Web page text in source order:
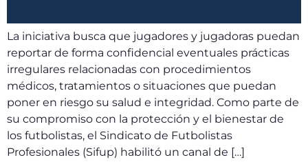
La iniciativa busca que jugadores y jugadoras puedan
reportar de forma confidencial eventuales prácticas
irregulares relacionadas con procedimientos
médicos, tratamientos o situaciones que puedan
poner en riesgo su salud e integridad. Como parte de
su compromiso con la protección y el bienestar de
los futbolistas, el Sindicato de Futbolistas
Profesionales (Sifup) habilitó un canal de […]